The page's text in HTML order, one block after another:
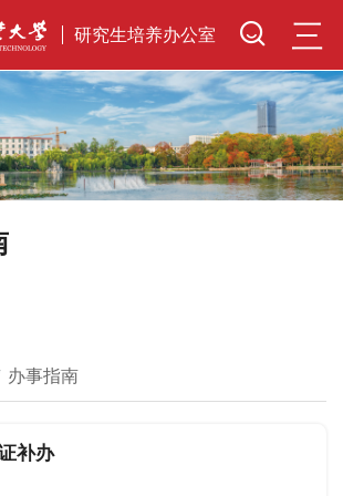
研究生培养办公室 三
办事指南
补办